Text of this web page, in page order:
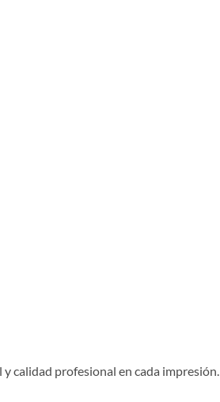
calidad profesional en cada impresión.